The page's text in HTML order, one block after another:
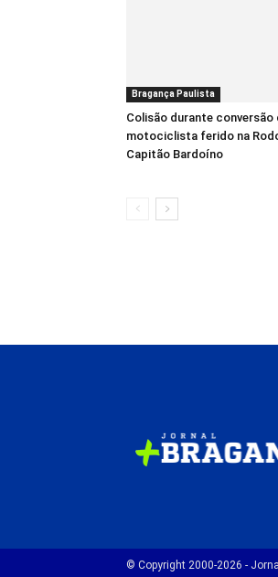
Bragança Paulista
Colisão durante conversão
motociclista ferido na
Capitão Bardoíno
© Copyright 2000-2026 -